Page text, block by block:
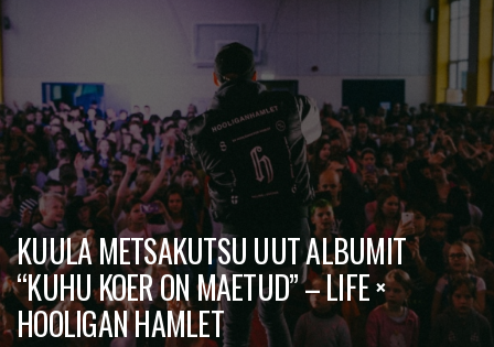
KUULA METSAKUTSU UUT ALBUMIT
“KUHU KOER ON MAETUD” – LIFE ×
HOOLIGAN HAMLET